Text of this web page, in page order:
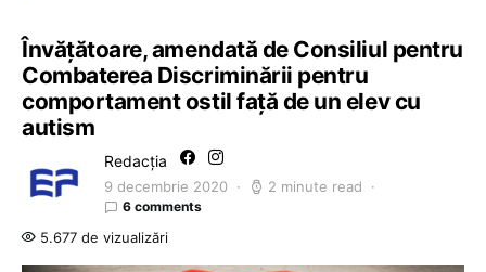
Învățătoare, amendată de Consiliul pentru
Combaterea Discriminării pentru
comportament ostil față de un elev cu
autism
Redacția
9 decembrie 2020 2 minute read
6 comments
5.677 de vizualizări